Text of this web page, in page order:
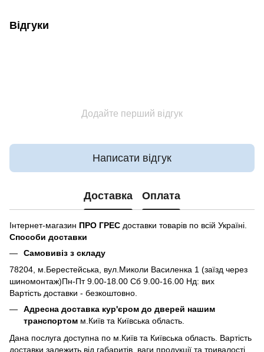
Відгуки
Додайте перший відгук
Написати відгук
Доставка Оплата
Інтернет-магазин ПРО ГРЕС доставки товарів по всій Україні.
Способи доставки
Самовивіз з складу
78204, м.Берестейська, вул.Миколи Василенка 1 (заїзд через
шиномонтаж)Пн-Пт 9.00-18.00 Сб 9.00-16.00 Нд: вих
Вартість доставки - безкоштовно.
Адресна доставка кур'єром до дверей нашим
транспортом м.Київ та Київська область.
Дана послуга доступна по м.Київ та Київська область. Вартість
доставки залежить від габаритів, ваги продукції та тривалості